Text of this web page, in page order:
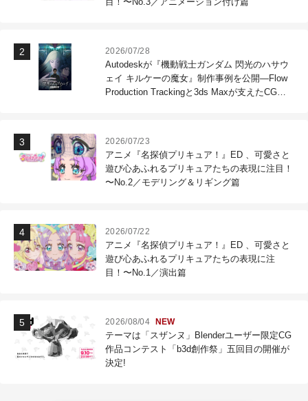
2026/07/28
Autodeskが『機動戦士ガンダム 閃光のハサウ
ェイ キルケーの魔女』制作事例を公開―Flow
Production Trackingと3ds Maxが支えたCG制
2026/07/23
アニメ『名探偵プリキュア！』ED 、可愛さと
遊び心あふれるプリキュアたちの表現に注目！
〜No.2／モデリング＆リギング篇
2026/07/22
アニメ『名探偵プリキュア！』ED 、可愛さと
遊び心あふれるプリキュアたちの表現に注
目！〜No.1／演出篇
2026/08/04 NEW
テーマは「スザンヌ」Blenderユーザー限定CG
作品コンテスト「b3d創作祭」五回目の開催が
決定!